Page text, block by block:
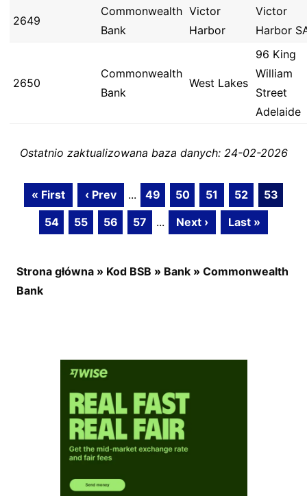
2649
Commonwealth
Bank
Victor
Harbor
Victor
Harbor
2650
Commonwealth
Bank
West Lakes
96 King
William
Street
Adelaide
Ostatnio zaktualizowana baza danych: 24-02-2026
« First ‹ Prev ... 49 50 51 52
53
54
55 56 57 ... Next › Last »
Strona główna » Kod BSB » Bank » Commonwealth
Bank